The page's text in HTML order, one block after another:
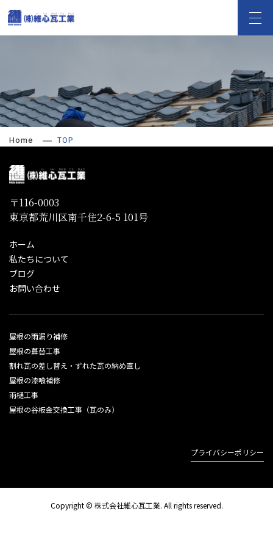
Home TOP
〒116-0003
東京都荒川区南千住2-6-5 101号
ホーム
私たちについて
ブログ
お問い合わせ
屋根の雨漏り補修
屋根の葺替工事
割れ瓦の差し替え・ずれた瓦の納め直し
屋根の漆喰補修
雨樋工事
屋根の谷板金交換工事（瓦のみ）
プライバシーポリシー
Copyright © 株式会社維心瓦工業. All rights reserved.